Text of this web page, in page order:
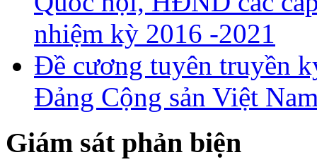
nhiệm kỳ 2016 -2021
Đề cương tuyên truyền
Đảng Cộng sản Việt
Giám sát phản biện